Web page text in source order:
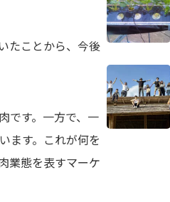
たことから、今後
です。一方で、一
ます。これが何を
業態を表すマーケ